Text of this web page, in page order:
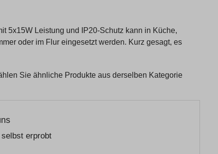
5x15W Leistung und IP20-Schutz kann in Küche,
oder im Flur eingesetzt werden. Kurz gesagt, es
Sie ähnliche Produkte aus derselben Kategorie
erprobt